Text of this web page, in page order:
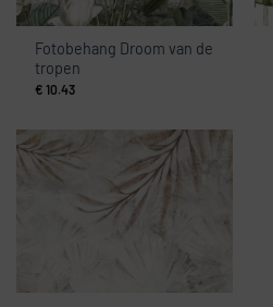
Fotobehang Droom van de
tropen
€ 10.43